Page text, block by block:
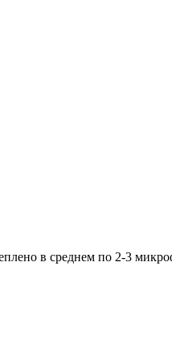
в среднем по 2-3